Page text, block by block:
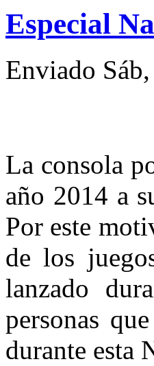
Especial
Enviado
La consola
año 2014 a
Por este
de los
lanzado
personas
durante esta